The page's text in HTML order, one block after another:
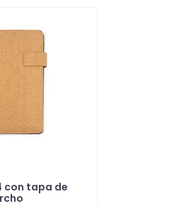
con tapa de